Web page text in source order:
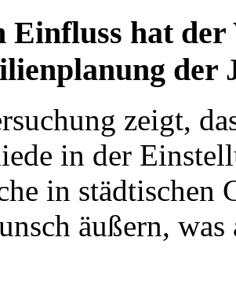
Einfluss hat
der
zeigt,
in der
in städtischen
äußern,